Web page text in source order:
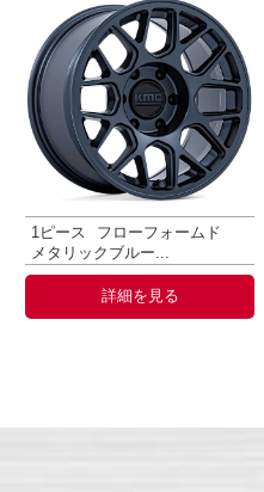
1ピース
フローフォームド
メタリックブルー...
詳細を見る